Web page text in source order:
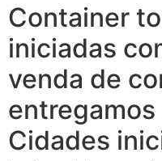
Container
iniciadas
venda de
Cidades